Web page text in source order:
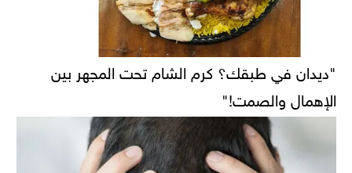
"ديدان في طبقك؟ كرم الشام تحت المجهر بين
الإهمال والصمت!"